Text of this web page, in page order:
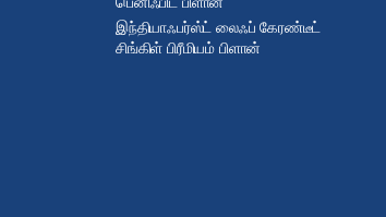
இந்தியாஃபர்ஸ்ட் லைஃப் கேரண்டீட்
சிங்கிள் பிரீமியம் பிளான்